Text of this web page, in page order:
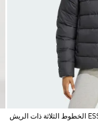
جاكيت ESSENTIALS CLIMAWARM الخطوط الثلاثة ذات الريش